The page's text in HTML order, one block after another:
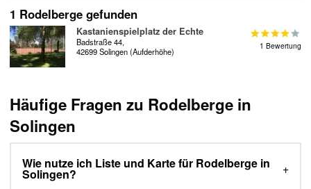
1 Rodelberge gefunden
Kastanienspielplatz der Echte
Badstraße 44,
42699 Solingen (Aufderhöhe)
1 Bewertung
Häufige Fragen zu Rodelberge in
Solingen
Wie nutze ich Liste und Karte für Rodelberge in
Solingen?